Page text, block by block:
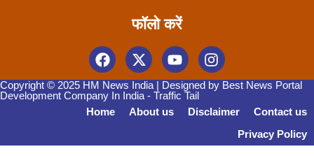
फॉलो करें
Copyright © 2025 HM News India | Designed by Best News Portal
Development Company In India - Traffic Tail
Home
About us Disclaimer
Contact us
Privacy Policy